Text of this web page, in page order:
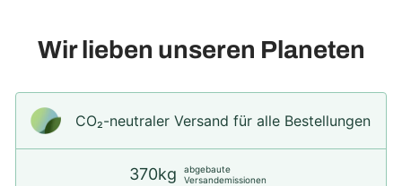
Wir lieben unseren Planeten
CO₂-neu­t­raler Versand für alle Bestellungen
370kg
abgebaute
Versandemissionen